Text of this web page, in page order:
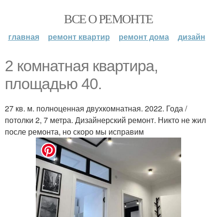
ВСЕ О РЕМОНТЕ
главная ремонт квартир ремонт дома дизайн
2 комнатная квартира,
площадью 40.
27 кв. м. полноценная двухкомнатная. 2022. Года /
потолки 2, 7 метра. Дизайнерский ремонт. Никто не жил
после ремонта, но скоро мы исправим